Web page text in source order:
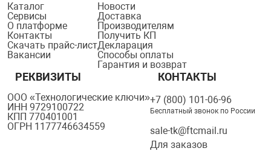
Каталог
Сервисы
О платформе
Контакты
Скачать прайс-лист
Вакансии
Новости
Доставка
Производителям
Получить КП
Декларация
Способы оплаты
Гарантия и возврат
РЕКВИЗИТЫ
ООО «Технологические ключи»
ИНН 9729100722
КПП 770401001
ОГРН 1177746634559
КОНТАКТЫ
+7 (800) 101-06-96
Бесплатный звонок по России
sale-tk@ftcmail.ru
Для заказов